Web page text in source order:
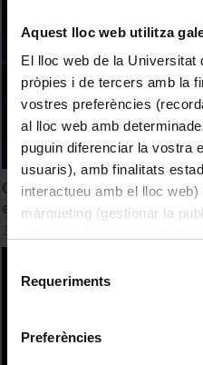
Aquest lloc web utilitza
El lloc web de la Universitat
pròpies i de tercers amb la
vostres preferències
al lloc web amb
puguin diferenciar la vostra
usuaris), amb finalitats
interactueu amb el lloc
màrqueting (gestionar la
consultar laPolítica de
Requeriments
Preferències
Classificació de productes
elaborats derivats